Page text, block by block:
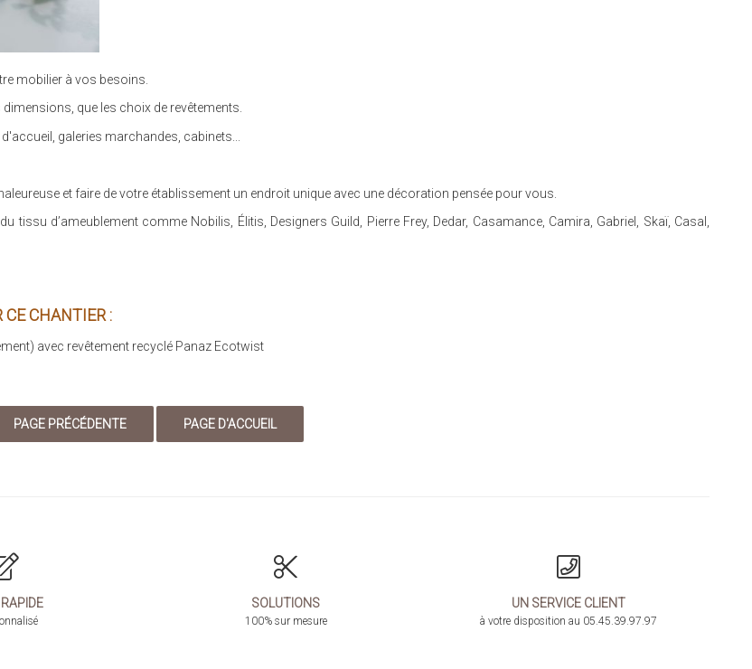
mobilier à vos besoins.
que les choix de revêtements.
galeries marchandes, cabinets...
et faire de votre établissement un endroit unique avec une décoration pensée pour vous.
d’ameublement comme Nobilis, Élitis, Designers Guild, Pierre Frey, Dedar, Casamance, Camira, Gabriel, Skaï, Casal,
CE CHANTIER :
avec revêtement recyclé Panaz Ecotwist
SOLUTIONS
100% sur mesure
UN SERVICE CLIENT
à votre disposition au 05.45.39.97.97